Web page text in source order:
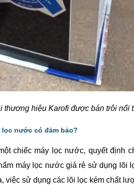
thương hiệu Karofi được bán trôi nổi
nước có đảm bảo?
chiếc máy lọc nước, quyết định
máy lọc nước giá rẻ sử dụng lõi
việc sử dụng các lõi lọc kém chất